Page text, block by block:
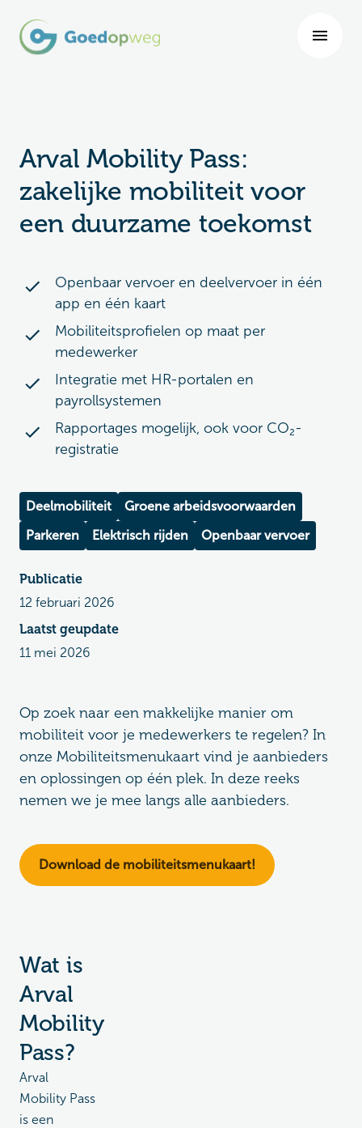
Arval Mobility Pass:
zakelijke mobiliteit voor
een duurzame toekomst
Openbaar vervoer en deelvervoer in één
app en één kaart
Mobiliteitsprofielen op maat per
medewerker
Integratie met HR-portalen en
payrollsystemen
Rapportages mogelijk, ook voor CO₂-
registratie
Deelmobiliteit
Groene arbeidsvoorwaarden
Parkeren
Elektrisch rijden Openbaar vervoer
Publicatie
12 februari 2026
Laatst geupdate
11 mei 2026
Op zoek naar een makkelijke manier om
mobiliteit voor je medewerkers te regelen? In
onze Mobiliteitsmenukaart vind je aanbieders
en oplossingen op één plek. In deze reeks
nemen we je mee langs alle aanbieders.
Download de mobiliteitsmenukaart!
Wat is
Arval
Mobility
Pass?
Arval
Mobility Pass
is een